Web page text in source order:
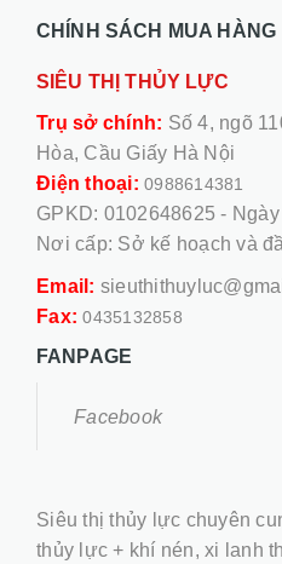
CHÍNH SÁCH MUA HÀNG
SIÊU THỊ THỦY LỰC
Trụ sở chính: Số 4, ngõ
Hòa, Cầu Giấy Hà Nội
Điện thoại: 0988614381
GPKD: 0102648625 -
Nơi cấp: Sở kế hoạch và
Email:
Fax:0435132858
FANPAGE
Facebook
Siêu thị thủy lực chuyên
thủy lực + khí nén, xi lanh